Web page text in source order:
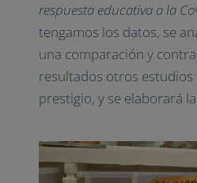
respuesta educativa a la
tengamos los datos, se
una comparación y
resultados otros estudios
prestigio, y se elaborará